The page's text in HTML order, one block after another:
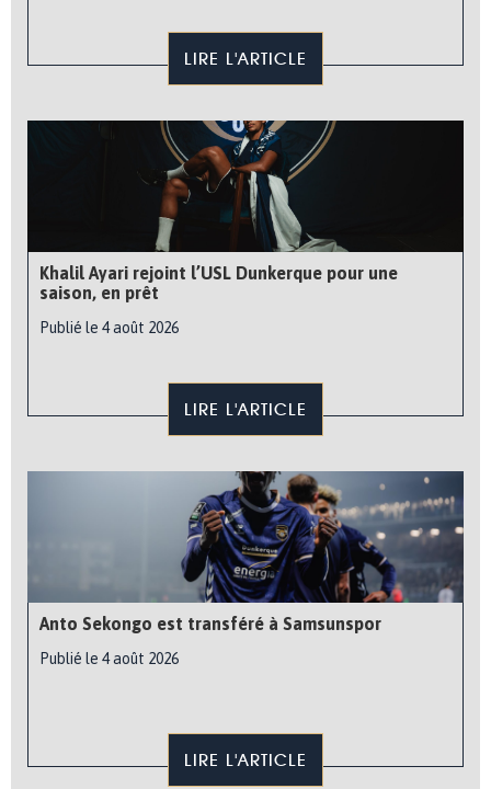
LIRE L'ARTICLE
Khalil Ayari rejoint l’USL Dunkerque pour une
saison, en prêt
Publié le 4 août 2026
LIRE L'ARTICLE
Anto Sekongo est transféré à Samsunspor
Publié le 4 août 2026
LIRE L'ARTICLE